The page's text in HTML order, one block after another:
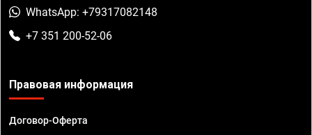
WhatsApp: +79317082148
+7 351 200-52-06
Правовая информация
Договор-Оферта